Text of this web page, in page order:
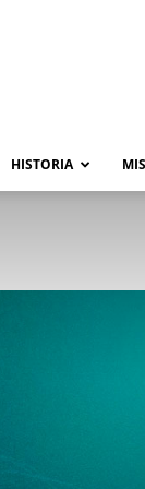
HISTORIA